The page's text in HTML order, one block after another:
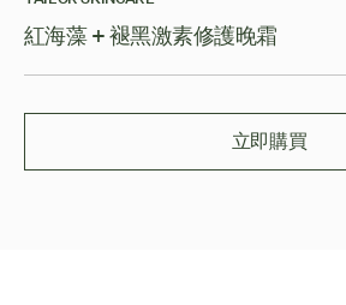
紅海藻 + 褪黑激素修護晚霜
立即購買